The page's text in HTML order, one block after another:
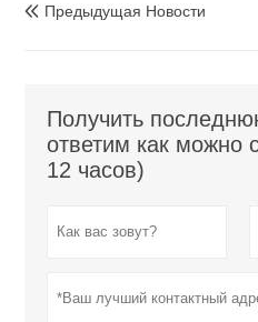
 Предыдущая Hовости
Получить
ответим как можно
12 часов)